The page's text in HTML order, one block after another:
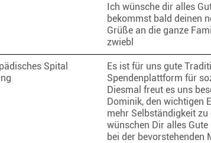
Ich wünsche dir alles
bekommst bald deinen
Grüße an die ganze
zwiebl
Spital
Es ist für uns gute
Spendenplattform für
Diesmal freut es uns
Dominik, den wichtigen
mehr Selbständigkeit
wünschen Dir alles
bei der bevorstehenden